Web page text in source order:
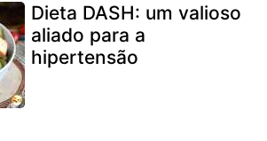
Dieta DASH: um valioso
aliado para a
hipertensão